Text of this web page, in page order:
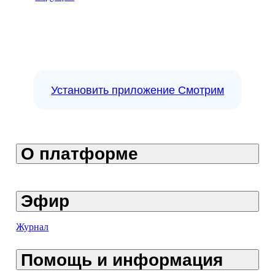
Установить приложение Смотрим
О платформе
Эфир
Журнал
Помощь и информация